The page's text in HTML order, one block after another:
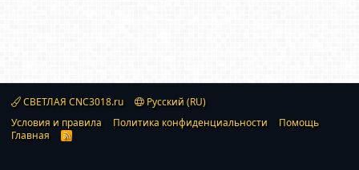
СВЕТЛАЯ CNC3018.ru
Русский (RU)
Условия и правила
Политика конфиденциальности
Помощь
Главная
R
S